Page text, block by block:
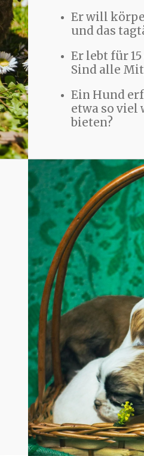
Er will
und das
Er lebt für
Sind alle
Ein Hund
etwa so viel
bieten?